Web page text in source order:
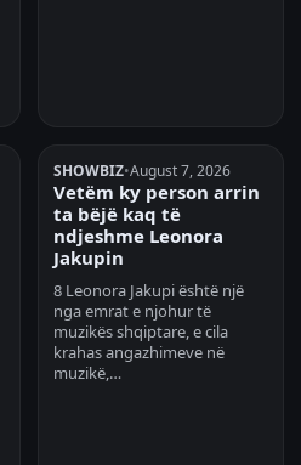
SHOWBIZ•August 7, 2026
Vetëm ky person arrin
ta bëjë kaq të
ndjeshme Leonora
Jakupin
8 Leonora Jakupi është një
nga emrat e njohur të
muzikës shqiptare, e cila
krahas angazhimeve në
muzikë,…